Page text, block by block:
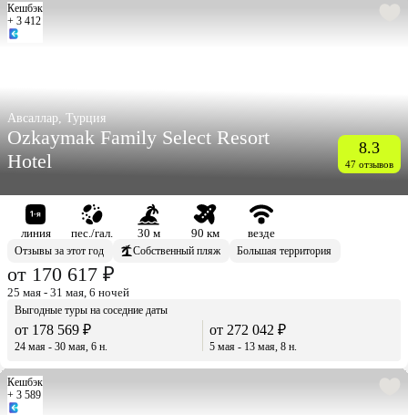
Кешбэк
+ 3 412
Авсаллар, Турция
Ozkaymak Family Select Resort
Hotel
8.3
47 отзывов
линия пес./гал. 30 м 90 км
везде
Отзывы за этот год
Собственный пляж Большая территория
от 170 617 ₽
25 мая - 31 мая, 6 ночей
Выгодные туры на соседние даты
от 178 569 ₽
24 мая - 30 мая, 6 н.
от 272 042 ₽
5 мая - 13 мая, 8 н.
Кешбэк
+ 3 589